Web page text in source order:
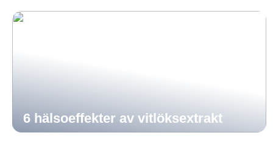
6 hälsoeffekter av vitlöksextrakt